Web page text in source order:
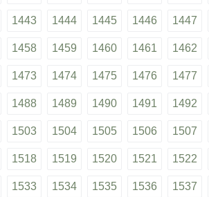
1443 1444 1445 1446 1447
1458 1459 1460 1461 1462
1473 1474 1475 1476 1477
1488 1489 1490 1491 1492
1503 1504 1505 1506 1507
1518 1519 1520 1521 1522
1533 1534 1535 1536 1537